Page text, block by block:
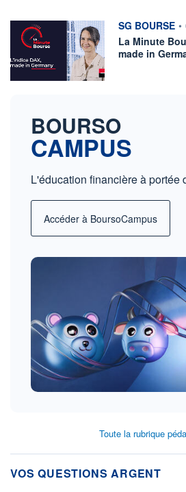
information
SG BOURSE •
La Minute
made in
BOURSO
CAMPUS
L'éducation financière à portée
Accéder à BoursoCampus
Toute la rubrique
VOS QUESTIONS ARGENT